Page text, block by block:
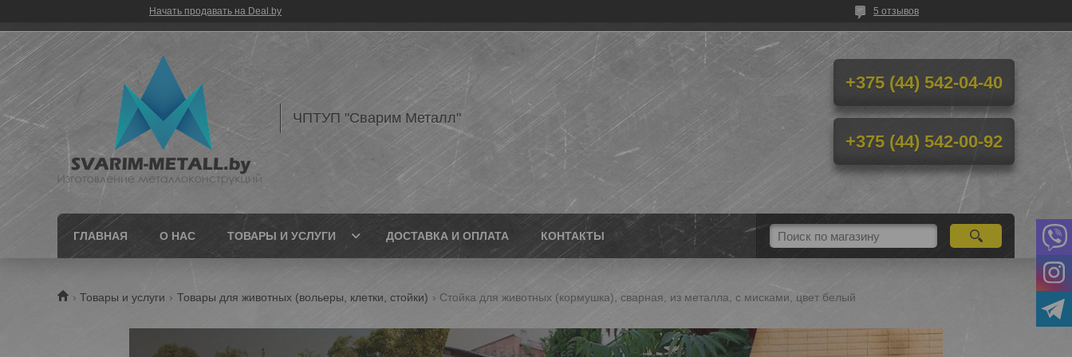
Начать продавать на Deal.by 5 отзывов
ЧПТУП "Сварим Металл"
+375 (44) 542-04-40
+375 (44) 542-00-92
ГЛАВНАЯ О НАС ТОВАРЫ И УСЛУГИ ДОСТАВКА И ОПЛАТА КОНТАКТЫ
Товары и услуги Товары для животных (вольеры, клетки, стойки) Стойка для животных (кормушка), сварная, из металла, с мисками, цвет белый